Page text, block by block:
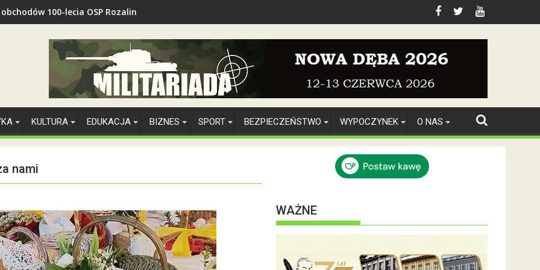
100-lecia OSP Rozalin
KULTURA EDUKACJA BIZNES SPORT BEZPIECZEŃSTWO WYPOCZYNEK O NAS
nami
WAŻNE